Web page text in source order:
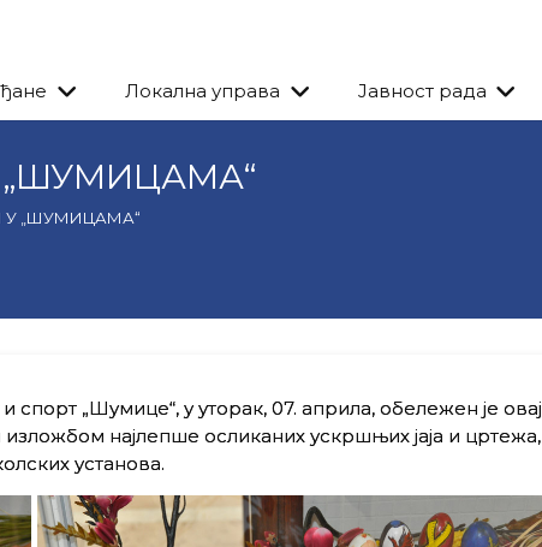
Локална управа Јавност рада
„ШУМИЦАМА“
„Шумице“, у уторак, 07. априла, обележен је овај
најлепше осликаних ускршњих јаја и цртежа,
установа.